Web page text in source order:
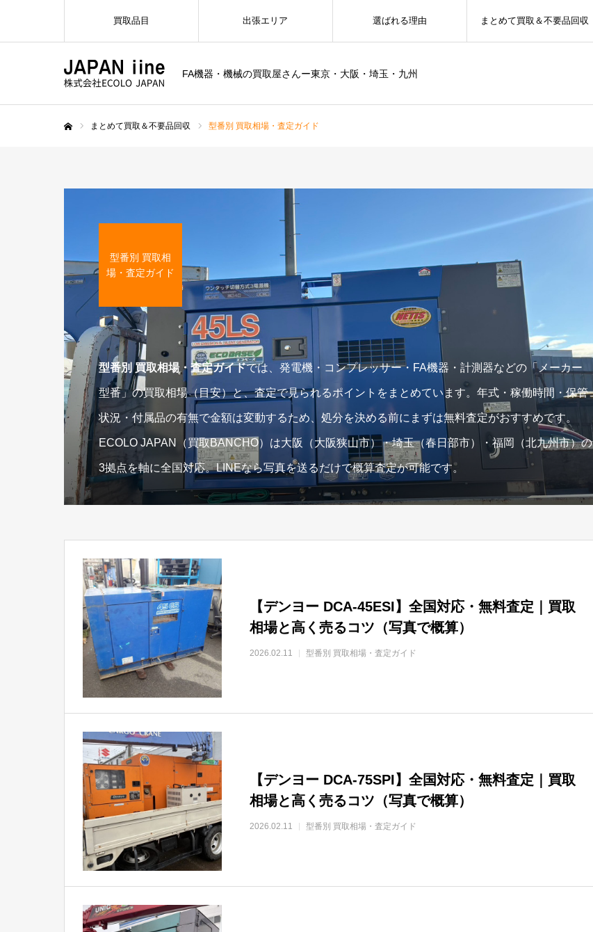
FA機器・機械の買取屋さんー東京・大阪・埼玉・九州
買取品目 出張エリア 選ばれる理由 まとめて買取＆不要品回収
まとめて買取＆不要品回収 型番別 買取相場・査定ガイド
型番別 買取相
場・査定ガイド
型番別 買取相場・査定ガイドでは、発電機・コンプレッサー・FA機器・計測器などの「メーカー
型番」の買取相場（目安）と、査定で見られるポイントをまとめています。年式・稼働時間・保管
状況・付属品の有無で金額は変動するため、処分を決める前にまずは無料査定がおすすめです。
ECOLO JAPAN（買取BANCHO）は大阪（大阪狭山市）・埼玉（春日部市）・福岡（北九州市）の
3拠点を軸に全国対応。LINEなら写真を送るだけで概算査定が可能です。
【デンヨー DCA-45ESI】全国対応・無料査定｜買取
相場と高く売るコツ（写真で概算）
2026.02.11 型番別 買取相場・査定ガイド
【デンヨー DCA-75SPI】全国対応・無料査定｜買取
相場と高く売るコツ（写真で概算）
2026.02.11 型番別 買取相場・査定ガイド